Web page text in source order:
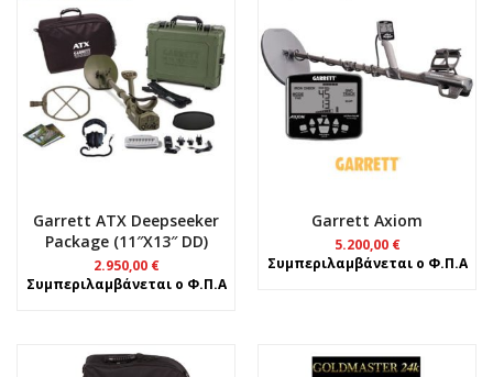
Garrett ATX Deepseeker
Package (11″x13″ DD)
2.950,00 €
Συμπεριλαμβάνεται ο Φ.Π.Α
Garrett Axiom
5.200,00 €
Συμπεριλαμβάνεται ο Φ.Π.Α